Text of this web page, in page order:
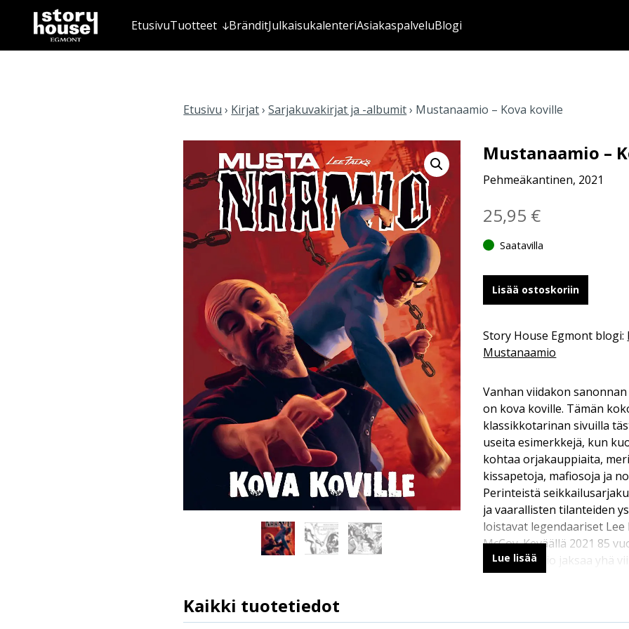
EtusivuTuotteet BränditJulkaisukalenteriAsiakaspalveluBlogi
Etusivu › Kirjat›Sarjakuvakirjat ja -albumit› Mustanaamio – Kova koville
Mustanaamio –
Pehmeäkantinen, 2021
25,95 €
Saatavilla
Lisää ostoskoriin
Story House Egmont blogi:
Mustanaamio
Vanhan viidakon
on kova koville. Tämän
klassikkotarinan sivuilla
useita esimerkkejä, kun
kohtaa orjakauppiaita,
kissapetoja, mafiosoja ja
Perinteistä
ja vaarallisten tilanteiden
loistavat legendaariset Lee
McCoy. Keväällä 2021 85
Mustanaamio jaksaa yhä
Lue lisää
Kaikki tuotetiedot